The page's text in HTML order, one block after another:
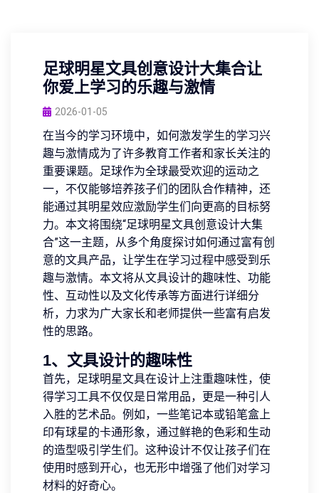
足球明星文具创意设计大集合让
你爱上学习的乐趣与激情
2026-01-05
在当今的学习环境中，如何激发学生的学习兴
趣与激情成为了许多教育工作者和家长关注的
重要课题。足球作为全球最受欢迎的运动之
一，不仅能够培养孩子们的团队合作精神，还
能通过其明星效应激励学生们向更高的目标努
力。本文将围绕“足球明星文具创意设计大集
合”这一主题，从多个角度探讨如何通过富有创
意的文具产品，让学生在学习过程中感受到乐
趣与激情。本文将从文具设计的趣味性、功能
性、互动性以及文化传承等方面进行详细分
析，力求为广大家长和老师提供一些富有启发
性的思路。
1、文具设计的趣味性
首先，足球明星文具在设计上注重趣味性，使
得学习工具不仅仅是日常用品，更是一种引人
入胜的艺术品。例如，一些笔记本或铅笔盒上
印有球星的卡通形象，通过鲜艳的色彩和生动
的造型吸引学生们。这种设计不仅让孩子们在
使用时感到开心，也无形中增强了他们对学习
材料的好奇心。